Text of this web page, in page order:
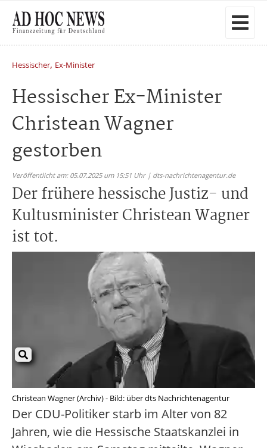
Hessischer, Ex-Minister
Hessischer Ex-Minister
Christean Wagner
gestorben
Veröffentlicht am: 05.07.2025 um 15:51 Uhr | dts-nachrichtenagentur.de
Der frühere hessische Justiz- und
Kultusminister Christean Wagner
ist tot.
Christean Wagner (Archiv) - Bild: über dts Nachrichtenagentur
Der CDU-Politiker starb im Alter von 82
Jahren, wie die Hessische Staatskanzlei in